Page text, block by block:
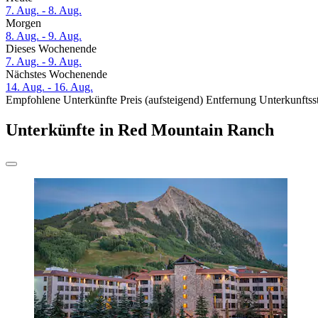
7. Aug. - 8. Aug.
Morgen
8. Aug. - 9. Aug.
Dieses Wochenende
7. Aug. - 9. Aug.
Nächstes Wochenende
14. Aug. - 16. Aug.
Empfohlene Unterkünfte Preis (aufsteigend) Entfernung
Unterkünfte in Red Mountain Ranch